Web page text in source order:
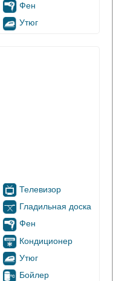
Фен
Утюг
Телевизор
Гладильная доска
Фен
Кондиционер
Утюг
Бойлер